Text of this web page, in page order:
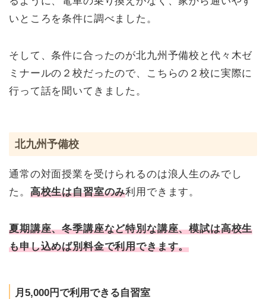
いところを条件に調べました。
そして、条件に合ったのが北九州予備校と代々木ゼ
ミナールの２校だったので、こちらの２校に実際に
行って話を聞いてきました。
北九州予備校
通常の対面授業を受けられるのは浪人生のみでし
た。 高校生は自習室のみ利用できます。
夏期講座、冬季講座など特別な講座、模試は高校生
も申し込めば別料金で利用できます。
月5,000円で利用できる自習室